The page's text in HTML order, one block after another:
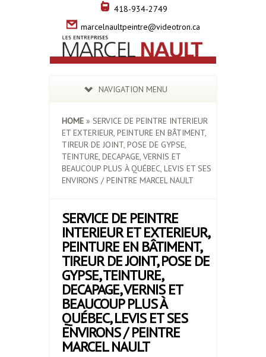
418-934-2749
marcelnaultpeintre@videotron.ca
NAVIGATION MENU
HOME » SERVICE DE PEINTRE INTERIEUR
ET EXTERIEUR, PEINTURE EN BÂTIMENT,
TIREUR DE JOINT, POSE DE GYPSE,
TEINTURE, DECAPAGE, VERNIS ET
BEAUCOUP PLUS À QUÉBEC, LEVIS ET SES
ENVIRONS / PEINTRE MARCEL NAULT
SERVICE DE PEINTRE
INTERIEUR ET EXTERIEUR,
PEINTURE EN BÂTIMENT,
TIREUR DE JOINT, POSE DE
GYPSE, TEINTURE,
DECAPAGE, VERNIS ET
BEAUCOUP PLUS À
QUÉBEC, LEVIS ET SES
ENVIRONS / PEINTRE
MARCEL NAULT